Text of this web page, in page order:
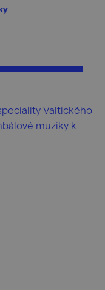
Valtického
muziky k